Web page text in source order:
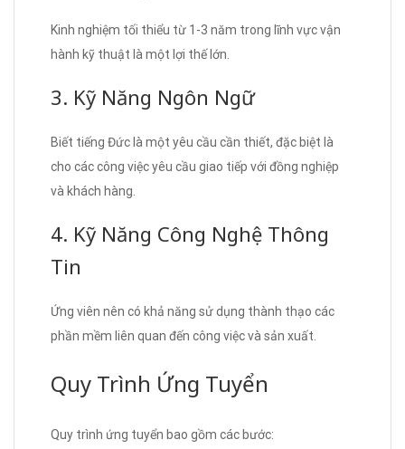
Kinh nghiệm tối thiểu từ 1-3 năm trong lĩnh vực vận
hành kỹ thuật là một lợi thế lớn.
3. Kỹ Năng Ngôn Ngữ
Biết tiếng Đức là một yêu cầu cần thiết, đặc biệt là
cho các công việc yêu cầu giao tiếp với đồng nghiệp
và khách hàng.
4. Kỹ Năng Công Nghệ Thông
Tin
Ứng viên nên có khả năng sử dụng thành thạo các
phần mềm liên quan đến công việc và sản xuất.
Quy Trình Ứng Tuyển
Quy trình ứng tuyển bao gồm các bước: